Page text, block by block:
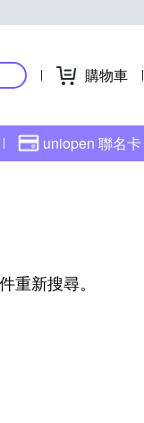
購物車
uniopen 聯名卡
重新搜尋。